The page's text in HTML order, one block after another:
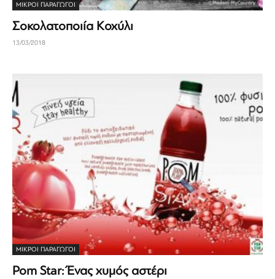
ΜΙΚΡΟΊ ΠΑΡΑΓΩΓΟΊ
Σοκολατοποιία Κοχύλι
13/03/2018
ΜΙΚΡΟΊ ΠΑΡΑΓΩΓΟΊ
Pom Star: Ένας χυμός αστέρι